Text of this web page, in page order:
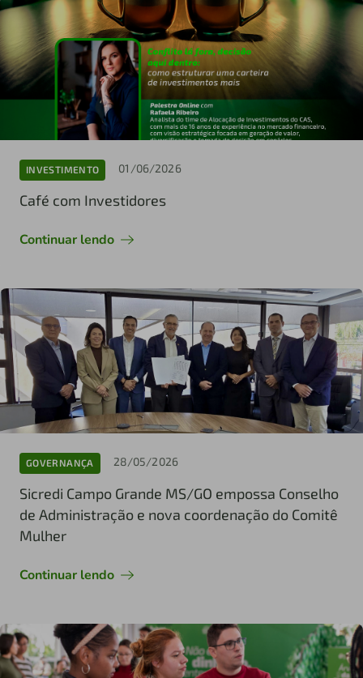
INVESTIMENTO 01/06/2026
Café com Investidores
Continuar lendo
GOVERNANÇA 28/05/2026
Sicredi Campo Grande MS/GO empossa Conselho
de Administração e nova coordenação do Comitê
Mulher
Continuar lendo